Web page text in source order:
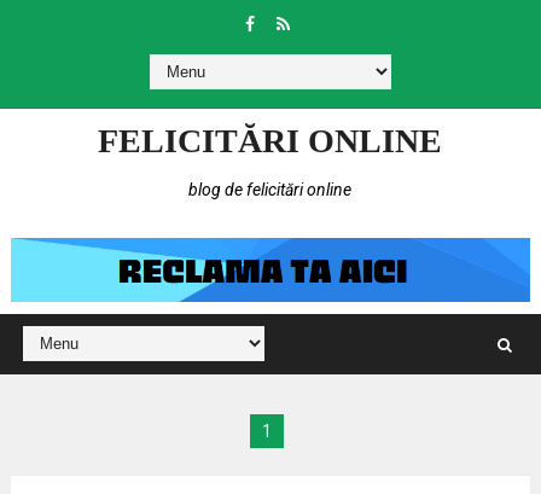
FELICITĂRI ONLINE
blog de felicitări online
1